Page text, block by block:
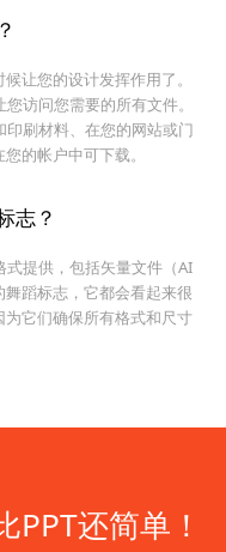
让您的设计发挥作用了。
访问您需要的所有文件。
刷材料、在您的网站或门
的帐户中可下载。
志？
提供，包括矢量文件（AI
舞蹈标志，它都会看起来很
它们确保所有格式和尺寸
PPT还简单！